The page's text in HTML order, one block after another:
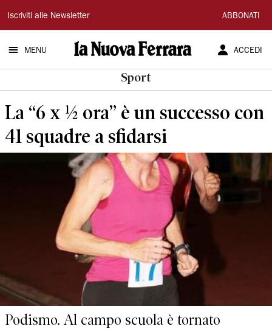
La
Nuova
Ferrara
Iscriviti alle Newsletter ABBONATI
MENU ACCEDI
Sport
La “6 x ½ ora” è un successo con
41 squadre a sfidarsi
Podismo. Al campo scuola è tornato